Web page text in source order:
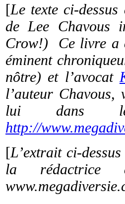
[Le texte ci-
de Lee Chavous
Crow!) Ce livre a
éminent
nôtre) et l’avocat
l’auteur Chavous,
lui dans
http://
[L’extrait ci-
la